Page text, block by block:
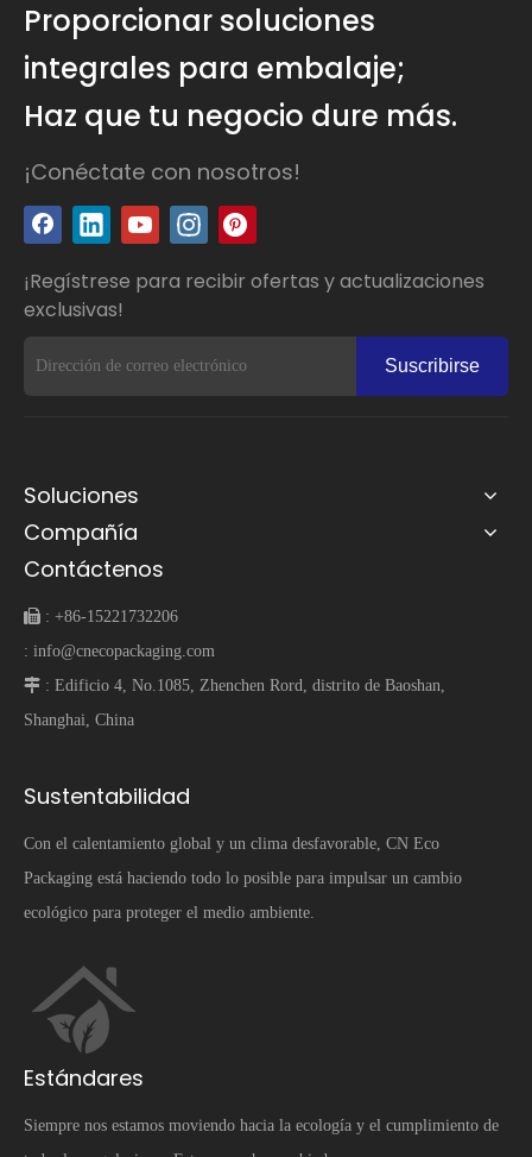
Proporcionar soluciones
integrales para embalaje;
Haz que tu negocio dure más.
¡Conéctate con nosotros!
¡Regístrese para recibir ofertas y actualizaciones
exclusivas!
Suscribirse
Soluciones
Compañía
Contáctenos
 : +86-15221732206
: info@cnecopackaging.com
 : Edificio 4, No.1085, Zhenchen Rord, distrito de Baoshan,
Shanghai, China
Sustentabilidad
Con el calentamiento global y un clima desfavorable, CN Eco
Packaging está haciendo todo lo posible para impulsar un cambio
ecológico para proteger el medio ambiente.
Estándares
Siempre nos estamos moviendo hacia la ecología y el cumplimiento de